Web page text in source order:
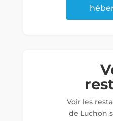
Voir les
de Luchon